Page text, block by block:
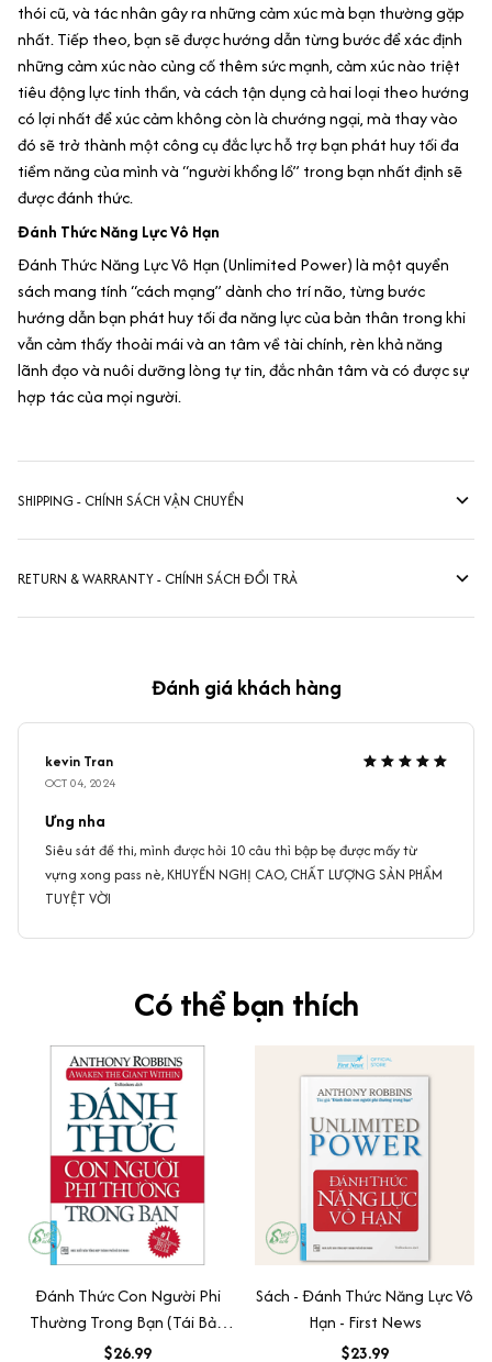
thói cũ, và tác nhân gây ra những cảm xúc mà bạn thường gặp
nhất. Tiếp theo, bạn sẽ được hướng dẫn từng bước để xác định
những cảm xúc nào củng cố thêm sức mạnh, cảm xúc nào triệt
tiêu động lực tinh thần, và cách tận dụng cả hai loại theo hướng
có lợi nhất để xúc cảm không còn là chướng ngại, mà thay vào
đó sẽ trở thành một công cụ đắc lực hỗ trợ bạn phát huy tối đa
tiềm năng của mình và “người khổng lồ” trong bạn nhất định sẽ
được đánh thức.
Đánh Thức Năng Lực Vô Hạn
Đánh Thức Năng Lực Vô Hạn (Unlimited Power) là một quyển
sách mang tính “cách mạng” dành cho trí não, từng bước
hướng dẫn bạn phát huy tối đa năng lực của bản thân trong khi
vẫn cảm thấy thoải mái và an tâm về tài chính, rèn khả năng
lãnh đạo và nuôi dưỡng lòng tự tin, đắc nhân tâm và có được sự
hợp tác của mọi người.
SHIPPING - CHÍNH SÁCH VẬN CHUYỂN
RETURN & WARRANTY - CHÍNH SÁCH ĐỔI TRẢ
Đánh giá khách hàng
kevin Tran
OCT 04, 2024
Ưng nha
Siêu sát đề thi, mình được hỏi 10 câu thì bập bẹ được mấy từ
vựng xong pass nè, KHUYẾN NGHỊ CAO, CHẤT LƯỢNG SẢN PHẨM
TUYỆT VỜI
Có thể bạn thích
Đánh Thức Con Người Phi
Thường Trong Bạn (Tái Bản
2020)
$26.99
Sách - Đánh Thức Năng Lực Vô
Hạn - First News
$23.99